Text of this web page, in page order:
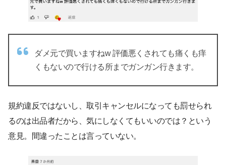
ダメ元で買いますねw 評価悪くされても痛くも痒
くもないので行ける所までガンガン行きます。
規約違反ではないし、取引キャンセルになっても罰せられ
るのは出品者だから、気にしなくてもいいのでは？という
意見。間違ったことは言っていない。